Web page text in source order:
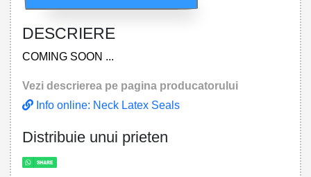
DESCRIERE
COMING SOON ...
Vezi descrierea pe pagina producatorului
Info online: Neck Latex Seals
Distribuie unui prieten